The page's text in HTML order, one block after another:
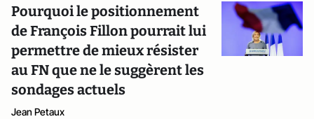
Pourquoi le positionnement
de François Fillon pourrait lui
permettre de mieux résister
au FN que ne le suggèrent les
sondages actuels
Jean Petaux